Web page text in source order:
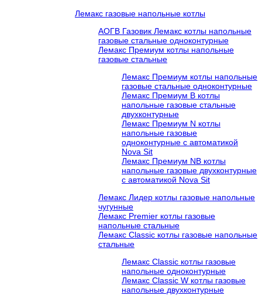
Лемакс газовые напольные котлы
АОГВ Газовик Лемакс котлы напольные
газовые стальные одноконтурные
Лемакс Премиум котлы напольные
газовые стальные
Лемакс Премиум котлы напольные
газовые стальные одноконтурные
Лемакс Премиум B котлы
напольные газовые стальные
двухконтурные
Лемакс Премиум N котлы
напольные газовые
одноконтурные c автоматикой
Nova Sit
Лемакс Премиум NB котлы
напольные газовые двухконтурные
c автоматикой Nova Sit
Лемакс Лидер котлы газовые напольные
чугунные
Лемакс Premier котлы газовые
напольные стальные
Лемакс Classic котлы газовые напольные
стальные
Лемакс Classic котлы газовые
напольные одноконтурные
Лемакс Classic W котлы газовые
напольные двухконтурные